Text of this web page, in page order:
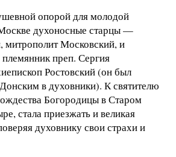
опорой для молодой
духоносные старцы —
митрополит Московский, и
преп. Сергия
Ростовский (он был
в духовники). К святителю
Богородицы в Старом
стала приезжать и великая
духовнику свои страхи и